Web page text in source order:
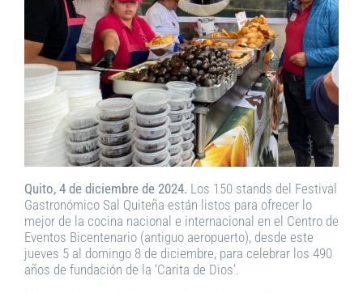
Quito, 4 de diciembre de 2024. Los 150 stands del Festival
Gastronómico Sal Quiteña están listos para ofrecer lo
mejor de la cocina nacional e internacional en el Centro de
Eventos Bicentenario (antiguo aeropuerto), desde este
jueves 5 al domingo 8 de diciembre, para celebrar los 490
años de fundación de la ‘Carita de Dios’.